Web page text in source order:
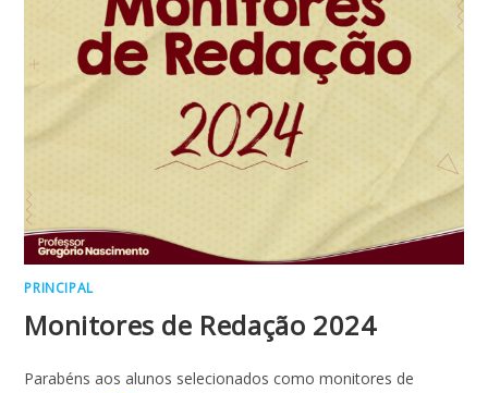
PRINCIPAL
Monitores de Redação 2024
Parabéns aos alunos selecionados como monitores de